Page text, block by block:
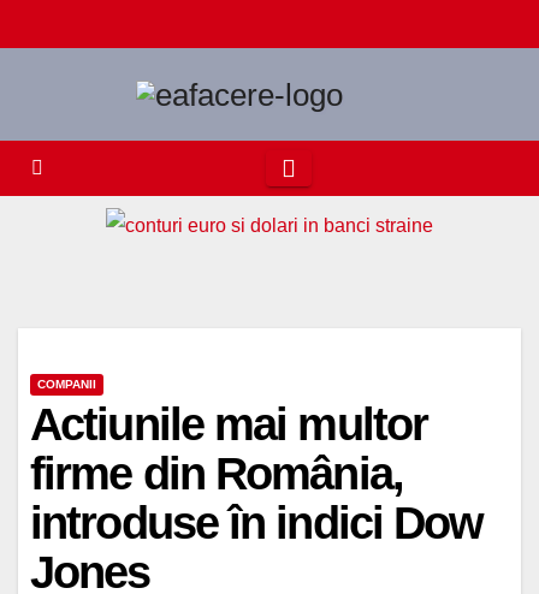
to
COMPANII
Actiunile mai multor
firme din România,
introduse în indici Dow
Jones